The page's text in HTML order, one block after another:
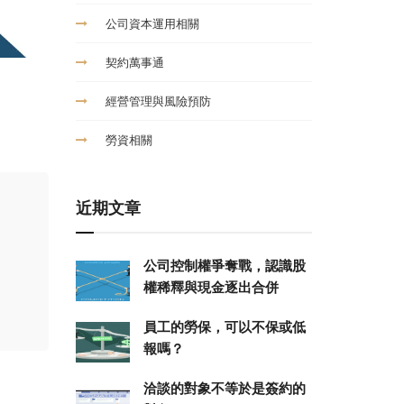
公司資本運用相關
契約萬事通
經營管理與風險預防
勞資相關
近期文章
公司控制權爭奪戰，認識股
權稀釋與現金逐出合併
員工的勞保，可以不保或低
報嗎？
洽談的對象不等於是簽約的